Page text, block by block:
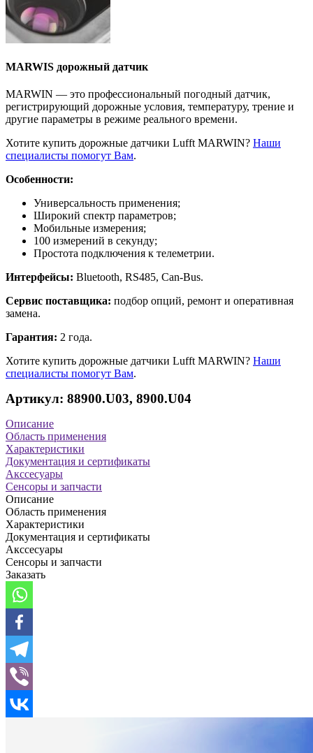
MARWIS дорожный датчик
MARWIN — это профессиональный погодный датчик,
регистрирующий дорожные условия, температуру, трение и
другие параметры в режиме реального времени.
Хотите купить дорожные датчики Lufft MARWIN? Наши
специалисты помогут Вам.
Особенности:
Универсальность применения;
Широкий спектр параметров;
Мобильные измерения;
100 измерений в секунду;
Простота подключения к телеметрии.
Интерфейсы: Bluetooth, RS485, Can-Bus.
Сервис поставщика: подбор опций, ремонт и оперативная
замена.
Гарантия: 2 года.
Хотите купить дорожные датчики Lufft MARWIN? Наши
специалисты помогут Вам.
Артикул: 88900.U03, 8900.U04
Описание
Область применения
Характеристики
Документация и сертификаты
Акссесуары
Сенсоры и запчасти
Описание
Область применения
Характеристики
Документация и сертификаты
Акссесуары
Сенсоры и запчасти
Заказать